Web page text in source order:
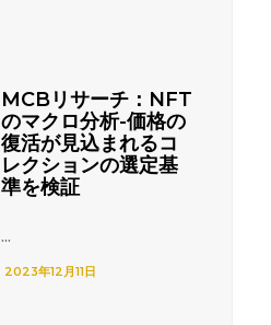
MCBリサーチ：NFT
のマクロ分析-価格の
復活が見込まれるコ
レクションの選定基
準を検証
...
2023年12月11日